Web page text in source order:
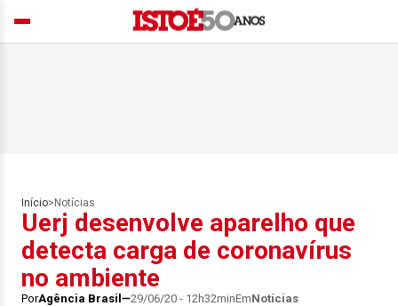
Início> Notícias
Uerj desenvolve aparelho que
detecta carga de coronavírus
no ambiente
PorAgência Brasil 29/06/20 - 12h32minEmNotícias